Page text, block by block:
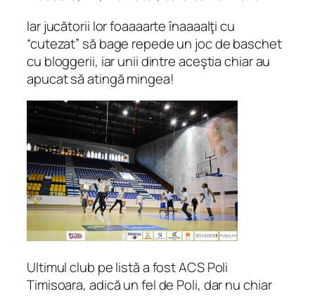
Iar jucătorii lor foaaaarte înaaaalţi cu
“cutezat” să bage repede un joc de baschet
cu bloggerii, iar unii dintre aceştia chiar au
apucat să atingă mingea!
Ultimul club pe listă a fost ACS Poli
Timisoara, adică un fel de Poli, dar nu chiar